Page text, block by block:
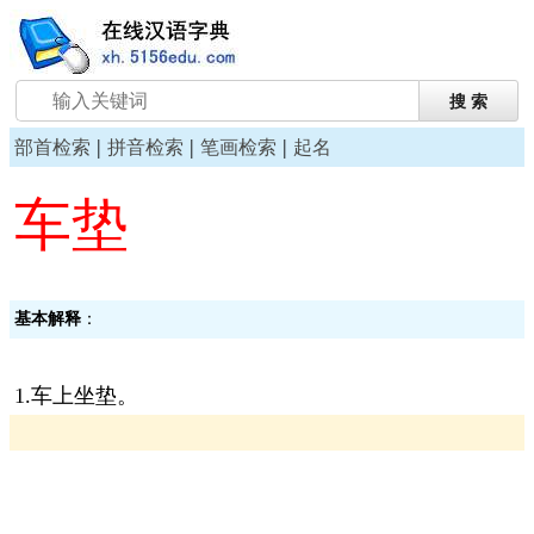
部首检索 | 拼音检索 | 笔画检索 | 起名
车垫
基本解释 ：
1.车上坐垫。